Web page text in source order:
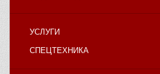
УСЛУГИ
СПЕЦТЕХНИКА